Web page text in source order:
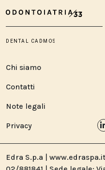
Chi siamo
Contatti
Note legali
Privacy
Edra S.p.a |